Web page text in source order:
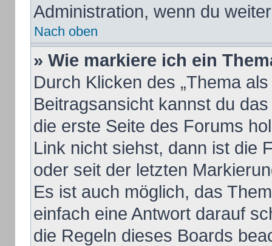
Administration, wenn du
Nach oben
» Wie markiere ich ein
Durch Klicken des „Thema
Beitragsansicht kannst du
die erste Seite des Forums
Link nicht siehst, dann ist die
oder seit der letzten
Es ist auch möglich, das
einfach eine Antwort darauf
die Regeln dieses Boards